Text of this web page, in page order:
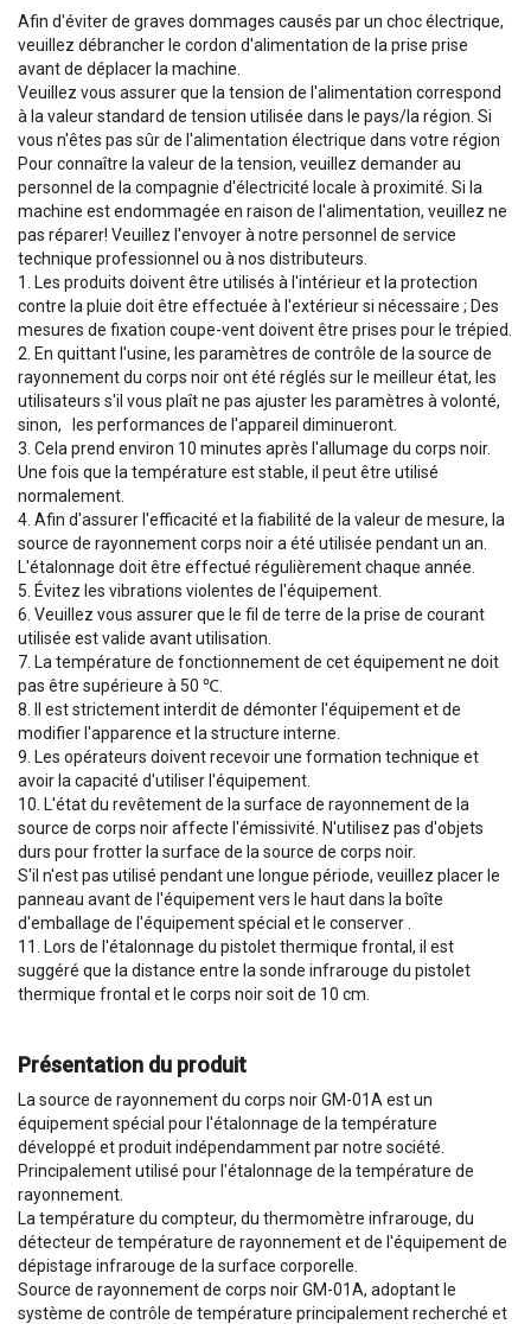
Afin d'éviter de graves dommages causés par un choc électrique,
veuillez débrancher le cordon d'alimentation de la prise prise
avant de déplacer la machine.
Veuillez vous assurer que la tension de l'alimentation correspond
à la valeur standard de tension utilisée dans le pays/la région. Si
vous n'êtes pas sûr de l'alimentation électrique dans votre région
Pour connaître la valeur de la tension, veuillez demander au
personnel de la compagnie d'électricité locale à proximité. Si la
machine est endommagée en raison de l'alimentation, veuillez ne
pas réparer! Veuillez l'envoyer à notre personnel de service
technique professionnel ou à nos distributeurs.
1. Les produits doivent être utilisés à l'intérieur et la protection
contre la pluie doit être effectuée à l'extérieur si nécessaire ; Des
mesures de fixation coupe-vent doivent être prises pour le trépied.
2. En quittant l'usine, les paramètres de contrôle de la source de
rayonnement du corps noir ont été réglés sur le meilleur état, les
utilisateurs s'il vous plaît ne pas ajuster les paramètres à volonté,
sinon, les performances de l'appareil diminueront.
3. Cela prend environ 10 minutes après l'allumage du corps noir.
Une fois que la température est stable, il peut être utilisé
normalement.
4. Afin d'assurer l'efficacité et la fiabilité de la valeur de mesure, la
source de rayonnement corps noir a été utilisée pendant un an.
L'étalonnage doit être effectué régulièrement chaque année.
5. Évitez les vibrations violentes de l'équipement.
6. Veuillez vous assurer que le fil de terre de la prise de courant
utilisée est valide avant utilisation.
7. La température de fonctionnement de cet équipement ne doit
pas être supérieure à 50 ℃.
8. Il est strictement interdit de démonter l'équipement et de
modifier l'apparence et la structure interne.
9. Les opérateurs doivent recevoir une formation technique et
avoir la capacité d'utiliser l'équipement.
10. L'état du revêtement de la surface de rayonnement de la
source de corps noir affecte l'émissivité. N'utilisez pas d'objets
durs pour frotter la surface de la source de corps noir.
S'il n'est pas utilisé pendant une longue période, veuillez placer le
panneau avant de l'équipement vers le haut dans la boîte
d'emballage de l'équipement spécial et le conserver .
11. Lors de l'étalonnage du pistolet thermique frontal, il est
suggéré que la distance entre la sonde infrarouge du pistolet
thermique frontal et le corps noir soit de 10 cm.
Présentation du produit
La source de rayonnement du corps noir GM-01A est un
équipement spécial pour l'étalonnage de la température
développé et produit indépendamment par notre société.
Principalement utilisé pour l'étalonnage de la température de
rayonnement.
La température du compteur, du thermomètre infrarouge, du
détecteur de température de rayonnement et de l'équipement de
dépistage infrarouge de la surface corporelle.
Source de rayonnement de corps noir GM-01A, adoptant le
système de contrôle de température principalement recherché et